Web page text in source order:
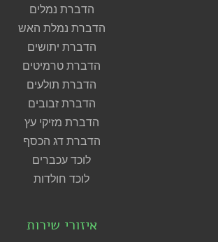
הדברת נמלים
הדברת נמלת האש
הדברת יתושים
הדברת טרמיטים
הדברת תולעים
הדברת זבובים
הדברת מזיקי עץ
הדברת דג הכסף
לוכד עכברים
לוכד חולדות
איזורי שירות